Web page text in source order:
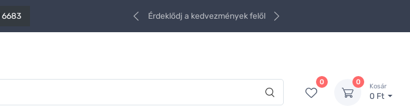
6683 Érdeklődj a kedvezmények felől
0 0
Kosár
0 Ft